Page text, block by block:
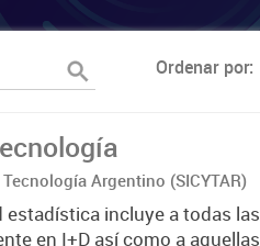
Ordenar por
Argentino (SICYTAR)
estadística incluye a todas las
en I+D así como a aquellas